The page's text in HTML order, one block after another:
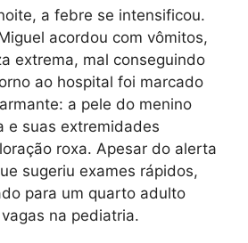
a febre se intensificou.
acordou com vômitos,
extrema, mal conseguindo
ao hospital foi marcado
a pele do menino
e suas extremidades
roxa. Apesar do alerta
sugeriu exames rápidos,
para um quarto adulto
na pediatria.